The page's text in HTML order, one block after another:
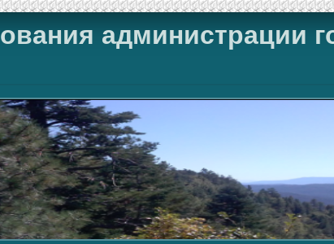
администрации